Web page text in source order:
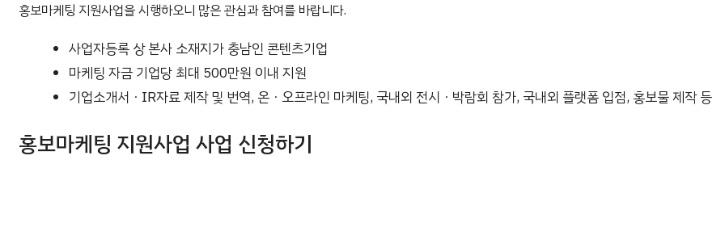
홍보마케팅 지원사업을 시행하오니 많은 관심과 참여를 바랍니다.
사업자등록 상 본사 소재지가 충남인 콘텐츠기업
마케팅 자금 기업당 최대 500만원 이내 지원
기업소개서ㆍIR자료 제작 및 번역, 온ㆍ오프라인 마케팅, 국내외 전시ㆍ박람회 참가, 국내외 플랫폼 입점, 홍보물 제작 등
홍보마케팅 지원사업 사업 신청하기